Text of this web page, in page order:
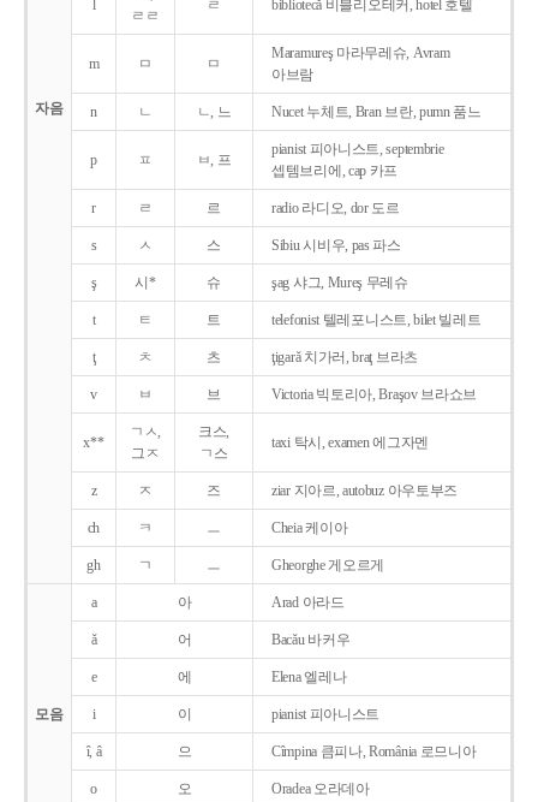
자음
l
ㄹㄹ
ㄹ bibliotecǎ 비블리오테커, hotel 호텔
m ㅁ ㅁ
Maramureş 마라무레슈, Avram
아브람
n ㄴ ㄴ, 느 Nucet 누체트, Bran 브란, pumn 품느
p ㅍ ㅂ, 프
pianist 피아니스트, septembrie
셉템브리에, cap 카프
r ㄹ 르 radio 라디오, dor 도르
s ㅅ 스 Sibiu 시비우, pas 파스
ş 시* 슈 şag 샤그, Mureş 무레슈
t ㅌ 트 telefonist 텔레포니스트, bilet 빌레트
ţ ㅊ 츠 ţigarǎ 치가러, braţ 브라츠
v ㅂ 브 Victoria 빅토리아, Braşov 브라쇼브
x**
ㄱㅅ,
그ㅈ
크스,
ㄱ스
taxi 탁시, examen 에그자멘
z ㅈ 즈 ziar 지아르, autobuz 아우토부즈
ch ㅋ ㅡ Cheia 케이아
gh ㄱ ㅡ Gheorghe 게오르게
모음
a 아 Arad 아라드
ǎ 어 Bacǎu 바커우
e 에 Elena 엘레나
i 이 pianist 피아니스트
î, â 으 Cîmpina 큼피나, România 로므니아
o 오 Oradea 오라데아